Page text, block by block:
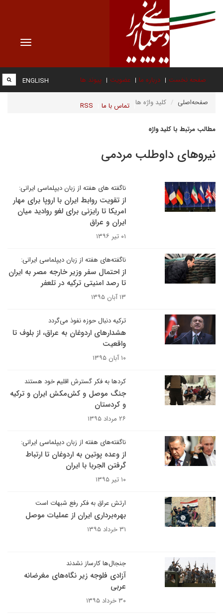
Toggle
صفحه نخست درباره ما عضویت پیوند ها
تماس با ما RSS
ENGLISH
صفحه‌اصلی کلید واژه ها
مطالب مرتبط با کلید واژه
نیروهای داوطلب مردمی
ناگفته های هفته از زبان دیپلماسی ایرانی:
از تقویت روابط ایران با اروپا برای مهار
امریکا تا رایزنی برای لغو روادید میان
ایران و عراق
۰۱ تیر ۱۳۹۶
ناگفته‌های هفته از زبان دیپلماسی ایرانی:
از احتمال سفر وزیر خارجه مصر به ایران
تا رصد امنیتی ترکیه در تلعفر
۱۳ آبان ۱۳۹۵
ترکیه دنبال حوزه نفوذ می‌گردد
هشدارهای اردوغان به عراق، از بلوف تا
واقعیت
۱۰ آبان ۱۳۹۵
کردها به فکر گسترش اقلیم خود هستند
جنگ موصل و کش‌مکش ایران و ترکیه
و کردستان
۲۶ مرداد ۱۳۹۵
ناگفته‌های هفته از زبان دیپلماسی ایرانی:
از وعده پوتین به اردوغان تا ارتباط
گرفتن الجربا با ایران
۱۰ تیر ۱۳۹۵
ارتش عراق به فکر رفع شبهات است
بهره‌برداری ایران از عملیات موصل
۳۱ خرداد ۱۳۹۵
جنجال‌ها کارساز نشدند
آزادی فلوجه زیر نگاه‌های مغرضانه
عربی
۳۰ خرداد ۱۳۹۵